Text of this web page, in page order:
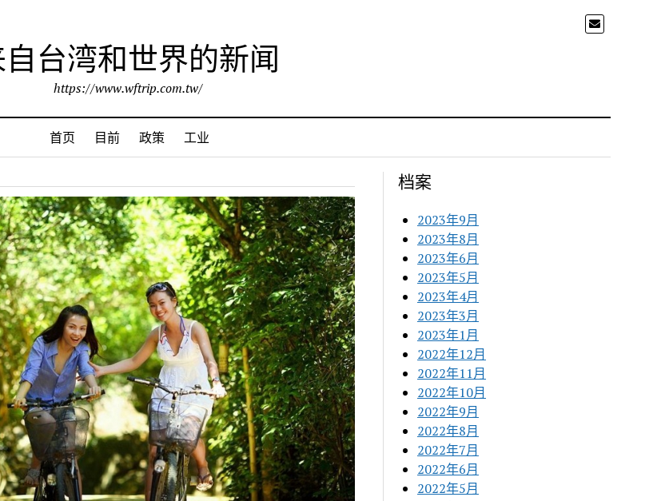
台湾和世界的新闻
https://www.wftrip.com.tw/
首页 目前 政策 工业
档案
2023年9月
2023年8月
2023年6月
2023年5月
2023年4月
2023年3月
2023年1月
2022年12月
2022年11月
2022年10月
2022年9月
2022年8月
2022年7月
2022年6月
2022年5月